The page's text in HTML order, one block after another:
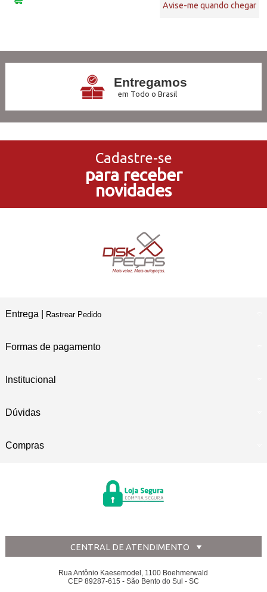
Avise-me quando chegar
Entregamos
em Todo o Brasil
no Cartão de Crédito
5% de Desconto
no Pagamento PIX
Em Nossas Lojas Físicas
Cadastre-se
para receber
novidades
Entrega | Rastrear Pedido
Formas de pagamento
Institucional
Dúvidas
Compras
CENTRAL DE ATENDIMENTO
Rua Antônio Kaesemodel, 1100 Boehmerwald
CEP 89287-615 - São Bento do Sul - SC